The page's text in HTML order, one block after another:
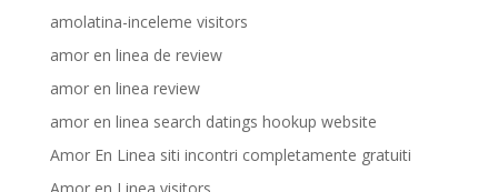
amolatina-inceleme visitors
amor en linea de review
amor en linea review
amor en linea search datings hookup website
Amor En Linea siti incontri completamente gratuiti
Amor en Linea visitors